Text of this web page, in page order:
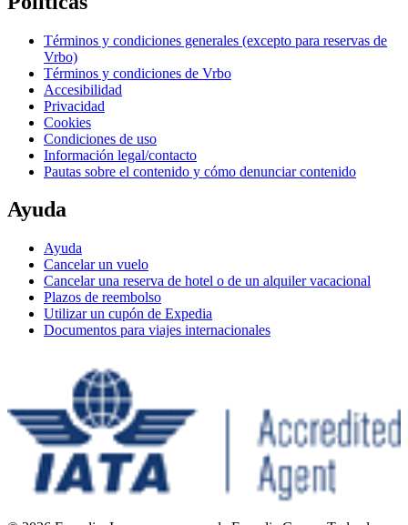
Términos y condiciones generales (excepto para reservas de
Vrbo)
Términos y condiciones de Vrbo
Accesibilidad
Privacidad
Cookies
Condiciones de uso
Información legal/contacto
Pautas sobre el contenido y cómo denunciar contenido
Ayuda
Ayuda
Cancelar un vuelo
Cancelar una reserva de hotel o de un alquiler vacacional
Plazos de reembolso
Utilizar un cupón de Expedia
Documentos para viajes internacionales